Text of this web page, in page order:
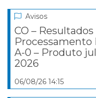
Avisos
CO –
Processamento
A-0 – Produto
2026
06/08/26 14:15